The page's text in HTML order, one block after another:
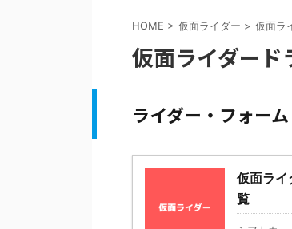
HOME > 仮面ライダー > 仮面ラ
仮面ライダード
ライダー・フォー
仮面ライ
覧